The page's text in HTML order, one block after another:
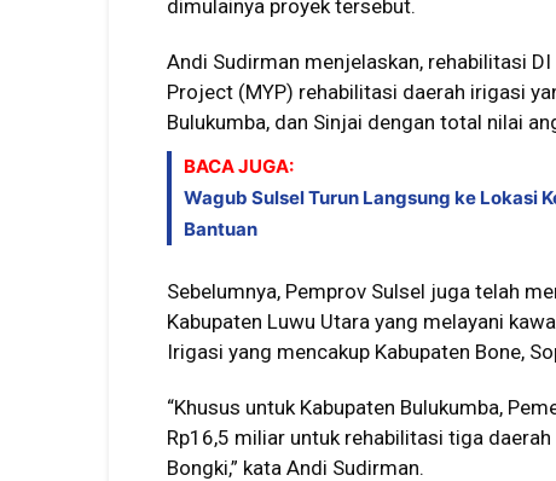
dimulainya proyek tersebut.
Andi Sudirman menjelaskan, rehabilitasi
Project (MYP) rehabilitasi daerah irigasi
Bulukumba, dan Sinjai dengan total nilai
BACA JUGA:
Wagub Sulsel Turun Langsung ke Lokasi
Bantuan
Sebelumnya, Pemprov Sulsel juga telah
Kabupaten Luwu Utara yang melayani
Irigasi yang mencakup Kabupaten Bone,
“Khusus untuk Kabupaten Bulukumba,
Rp16,5 miliar untuk rehabilitasi tiga
Bongki,” kata Andi Sudirman.